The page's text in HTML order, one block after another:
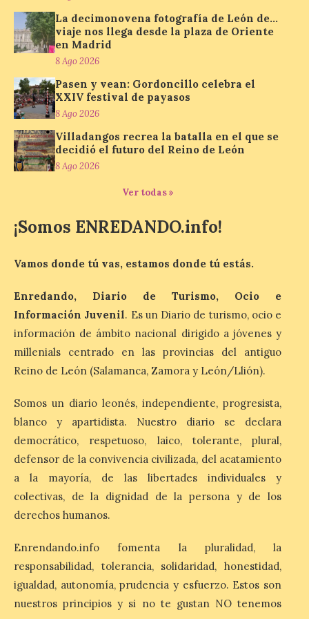
Enróllate, la Asociación
Conceyu País Llionés y el Diario de
Turismo, Ocio e Información para
jóvenes “Enredando.info”. Pilar Aller Aller
nos envía la décimo […]
Los minerales y sus usos
más comunes centran la
nueva exposición del
Museo de la Siderurgia y
la Minería de Sabero
de agosto a las doce y
minerales, rocas y fósiles de Castilla y
León’, podrá visitarse hasta finales del
La Bañeza inicia sus
cargo de Arturo Martínez
Matilla
8 Ago 2026
Bañeza designa a Arturo
pregonero de las Fiestas
sábado 8 de agosto a las 21,00 horas en el
teatro municipal de La Bañeza. El
comunicador astorgano Arturo Martínez
Matilla, […]
La decimonovena fotografía de León de…
viaje nos llega desde la plaza de Oriente
en Madrid
8 Ago 2026
Pasen y vean: Gordoncillo celebra el
XXIV festival de payasos
8 Ago 2026
Villadangos recrea la batalla en el que se
decidió el futuro del Reino de León
8 Ago 2026
Ver todas »
¡Somos ENREDANDO.info!
Vamos donde tú vas, estamos donde tú estás.
Enredando, Diario de Turismo, Ocio e
Información Juvenil. Es un Diario de turismo, ocio e
información de ámbito nacional dirigido a jóvenes y
millenials centrado en las provincias del antiguo
Reino de León (Salamanca, Zamora y León/Llión).
Somos un diario leonés, independiente, progresista,
blanco y apartidista. Nuestro diario se declara
democrático, respetuoso, laico, tolerante, plural,
defensor de la convivencia civilizada, del acatamiento
a la mayoría, de las libertades individuales y
colectivas, de la dignidad de la persona y de los
derechos humanos.
Enrendando.info fomenta la pluralidad, la
responsabilidad, tolerancia, solidaridad, honestidad,
igualdad, autonomía, prudencia y esfuerzo. Estos son
nuestros principios y si no te gustan NO tenemos